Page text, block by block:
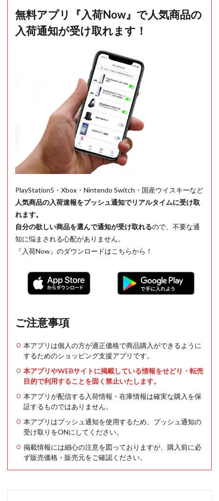
無料アプリ『入荷Now』で人気商品の
入荷通知が受け取れます！
PlayStation5・Xbox・Nintendo Switch・国産ウイスキーなど
人気商品の入荷速報をプッシュ通知でリアルタイムに受け取
れます。
自分の欲しい商品を選んで通知が受け取れるので、不要な通
知に悩まされる心配がありません。
『入荷Now』のダウンロードはこちらから！
ご注意事項
本アプリは個人の方が適正価格で商品購入ができるように
するためのショッピング支援アプリです。
本アプリやWEBサイトに掲載している情報をせどり・転売
目的で利用することを固く禁止いたします。
本アプリが配信する入荷情報・在庫情報は確実な購入を保
証するものではありません。
本アプリはプッシュ通知を使用するため、プッシュ通知の
受け取りをONにしてください。
掲載情報には細心の注意を図っておりますが、購入前に必
ず販売価格・販売元をご確認ください。